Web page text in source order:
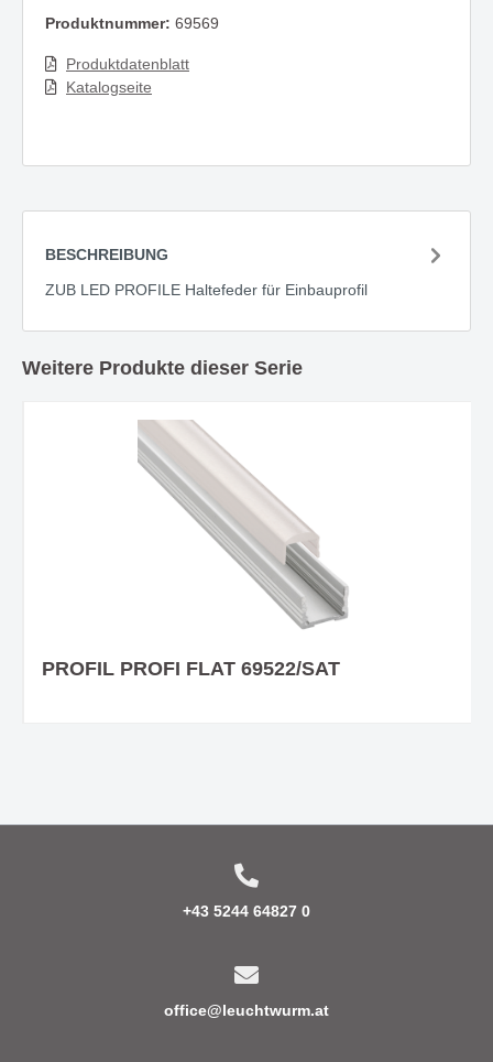
Produktnummer: 69569
Produktdatenblatt
Katalogseite
BESCHREIBUNG
ZUB LED PROFILE Haltefeder für Einbauprofil
Weitere Produkte dieser Serie
PROFIL PROFI FLAT 69522/SAT
+43 5244 64827 0
office@leuchtwurm.at